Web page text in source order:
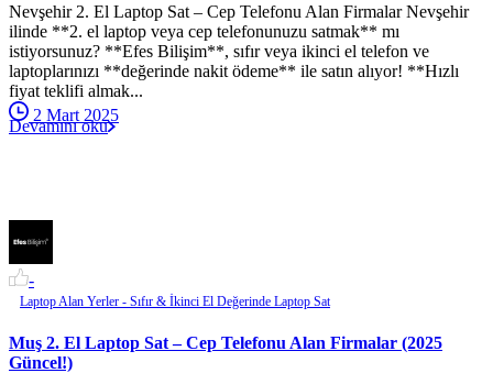
Nevşehir 2. El Laptop Sat – Cep Telefonu Alan Firmalar Nevşehir
ilinde **2. el laptop veya cep telefonunuzu satmak** mı
istiyorsunuz? **Efes Bilişim**, sıfır veya ikinci el telefon ve
laptoplarınızı **değerinde nakit ödeme** ile satın alıyor! **Hızlı
fiyat teklifi almak...
2 Mart 2025
Devamını oku
-
Laptop Alan Yerler - Sıfır & İkinci El Değerinde Laptop Sat
Muş 2. El Laptop Sat – Cep Telefonu Alan Firmalar (2025
Güncel!)